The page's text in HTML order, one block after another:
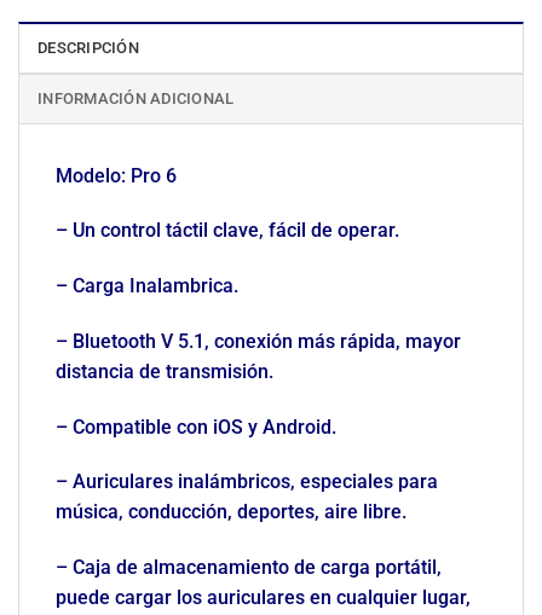
DESCRIPCIÓN
INFORMACIÓN ADICIONAL
Modelo: Pro 6
– Un control táctil clave, fácil de operar.
– Carga Inalambrica.
– Bluetooth V 5.1, conexión más rápida, mayor
distancia de transmisión.
– Compatible con iOS y Android.
– Auriculares inalámbricos, especiales para
música, conducción, deportes, aire libre.
– Caja de almacenamiento de carga portátil,
puede cargar los auriculares en cualquier lugar,